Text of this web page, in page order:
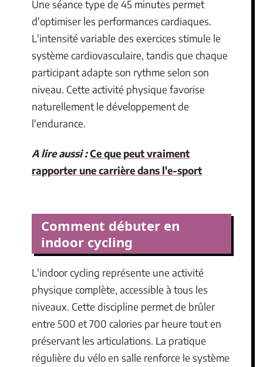
Une séance type de 45 minutes permet
d'optimiser les performances cardiaques.
L'intensité variable des exercices stimule le
système cardiovasculaire, tandis que chaque
participant adapte son rythme selon son
niveau. Cette activité physique favorise
naturellement le développement de
l'endurance.
A lire aussi :Ce que peut vraiment
rapporter une carrière dans l'e-sport
Comment débuter en
indoor cycling
L'indoor cycling représente une activité
physique complète, accessible à tous les
niveaux. Cette discipline permet de brûler
entre 500 et 700 calories par heure tout en
préservant les articulations. La pratique
régulière du vélo en salle renforce le système